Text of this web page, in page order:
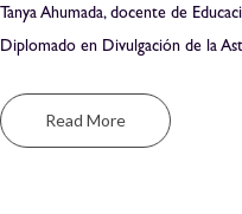
Tanya Ahumada, docente de
Diplomado en Divulgación de la
Read More